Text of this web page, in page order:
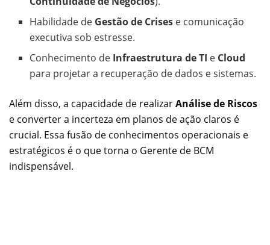
Habilidade de Gestão de Crises e comunicação
executiva sob estresse.
Conhecimento de Infraestrutura de TI e Cloud
para projetar a recuperação de dados e sistemas.
Além disso, a capacidade de realizarAnálise de Riscos
e converter a incerteza em planos de ação claros é
crucial. Essa fusão de conhecimentos operacionais e
estratégicos é o que torna o Gerente de BCM
indispensável.